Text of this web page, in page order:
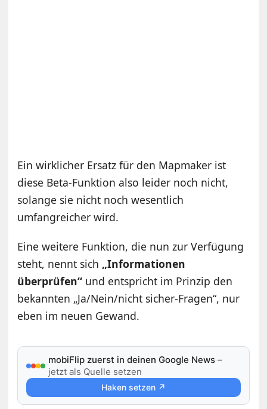
Ein wirklicher Ersatz für den Mapmaker ist
diese Beta-Funktion also leider noch nicht,
solange sie nicht noch wesentlich
umfangreicher wird.
Eine weitere Funktion, die nun zur Verfügung
steht, nennt sich „Informationen
überprüfen“ und entspricht im Prinzip den
bekannten „Ja/Nein/nicht sicher-Fragen“, nur
eben im neuen Gewand.
mobiFlip zuerst in deinen Google News –
jetzt als Quelle setzen
Haken setzen ↗